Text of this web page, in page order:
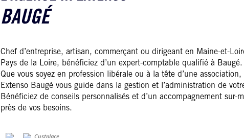
BAUGÉ
Chef d’entreprise, artisan, commerçant ou dirigeant en Maine-et-
Pays de la Loire, bénéficiez d’un expert-comptable qualifié à Baugé.
Que vous soyez en profession libérale ou à la tête d’une
Extenso Baugé vous guide dans la gestion et l’administration de
Bénéficiez de conseils personnalisés et d’un accompagnement sur-
près de vos besoins.